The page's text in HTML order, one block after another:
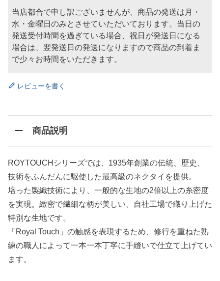
当店都合で申し訳ございませんが、商品の発送は月・
水・金曜日のみとさせていただいております。当日の
発送受付時間を過ぎている場合、祝日が発送日になる
場合は、翌発送日の発送になりますので商品の到着ま
で少々お時間をいただきます。
レビューを書く
商品説明
ROYTOUCHシリーズでは、1935年創業の伝統、歴史、
技術をふんだんに駆使した最高級のネクタイを提供。
培った製織技術により、一般的な生地の2倍以上の糸密度
を実現。緻密で繊細な柄が美しい、自社工場で織り上げた
特別な生地です。
「Royal Touch」の触感を表現するため、修行を重ねた熟
練の職人によって一本一本丁寧に手縫いで仕立て上げてい
ます。